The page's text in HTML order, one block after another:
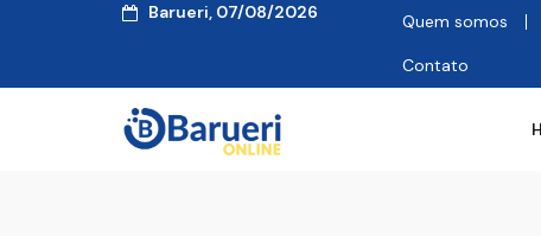
Barueri, 07/08/2026 Quem somos
Contato